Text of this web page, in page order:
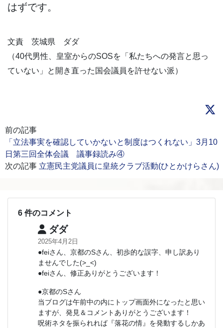
はずです。
文責 茨城県 ダダ
（40代男性、皇室からのSOSを「私たちへの発言と思っ
ていない」と開き直った国会議員を許せない派）
前の記事
「立法事実を確認していかないと制度はつくれない」3月10
日第三回全体会議 議事録読み④
次の記事 立憲民主党議員に皇統クラブ活動(ひとかけらさん)
6 件のコメント
ダダ
2025年4月2日
●feiさん、京都のSさん、初歩的な誤字、申し訳あり
ませんでした(>_<)
●feiさん、修正ありがとうございます！
●京都のSさん
当ブログは午前中の内にトップ画面外になったと思い
ますが、発見＆コメントありがとうございます！
呪術ネタを振られれば『落花の情』を発動するしかあ